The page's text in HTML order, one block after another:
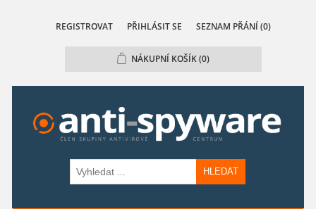
REGISTROVAT PŘIHLÁSIT SE SEZNAM PŘÁNÍ (0)
NÁKUPNÍ KOŠÍK(0)
HLEDAT